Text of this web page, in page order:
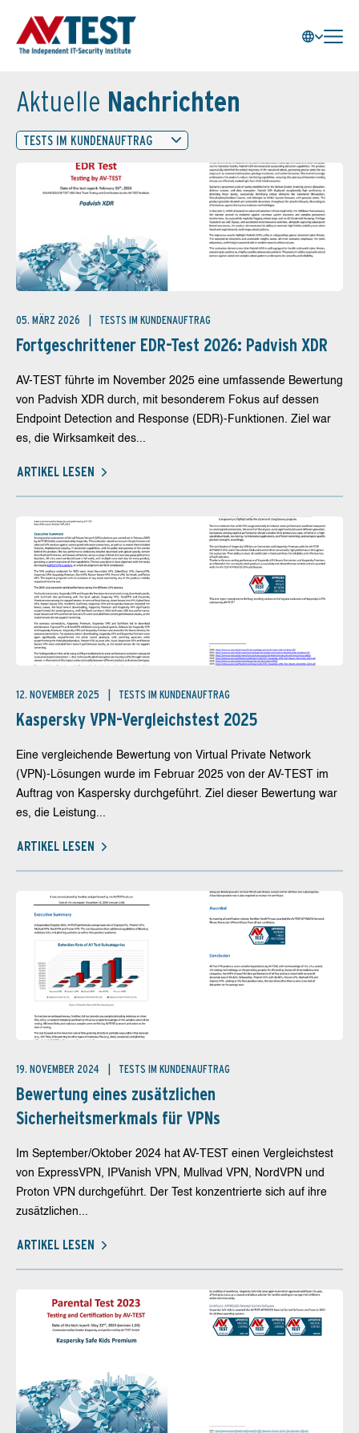
Aktuelle Nachrichten
TESTS IM KUNDENAUFTRAG
05. MÄRZ 2026 TESTS IM KUNDENAUFTRAG
Fortgeschrittener EDR-Test 2026: Padvish XDR
AV-TEST führte im November 2025 eine umfassende Bewertung
von Padvish XDR durch, mit besonderem Fokus auf dessen
Endpoint Detection and Response (EDR)-Funktionen. Ziel war
es, die Wirksamkeit des...
ARTIKEL LESEN
12. NOVEMBER 2025 TESTS IM KUNDENAUFTRAG
Kaspersky VPN-Vergleichstest 2025
Eine vergleichende Bewertung von Virtual Private Network
(VPN)-Lösungen wurde im Februar 2025 von der AV-TEST im
Auftrag von Kaspersky durchgeführt. Ziel dieser Bewertung war
es, die Leistung...
ARTIKEL LESEN
19. NOVEMBER 2024 TESTS IM KUNDENAUFTRAG
Bewertung eines zusätzlichen
Sicherheitsmerkmals für VPNs
Im September/Oktober 2024 hat AV-TEST einen Vergleichstest
von ExpressVPN, IPVanish VPN, Mullvad VPN, NordVPN und
Proton VPN durchgeführt. Der Test konzentrierte sich auf ihre
zusätzlichen...
ARTIKEL LESEN